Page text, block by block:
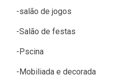
-salão de jogos
-Salão de festas
-Pscina
-Mobiliada e decorada